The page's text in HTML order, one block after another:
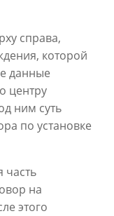
справа,
которой
данные
центру
ним суть
по установке
часть
на
этого